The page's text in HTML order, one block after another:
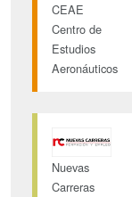
CEAE
Centro de
Estudios
Aeronáuticos
Nuevas
Carreras